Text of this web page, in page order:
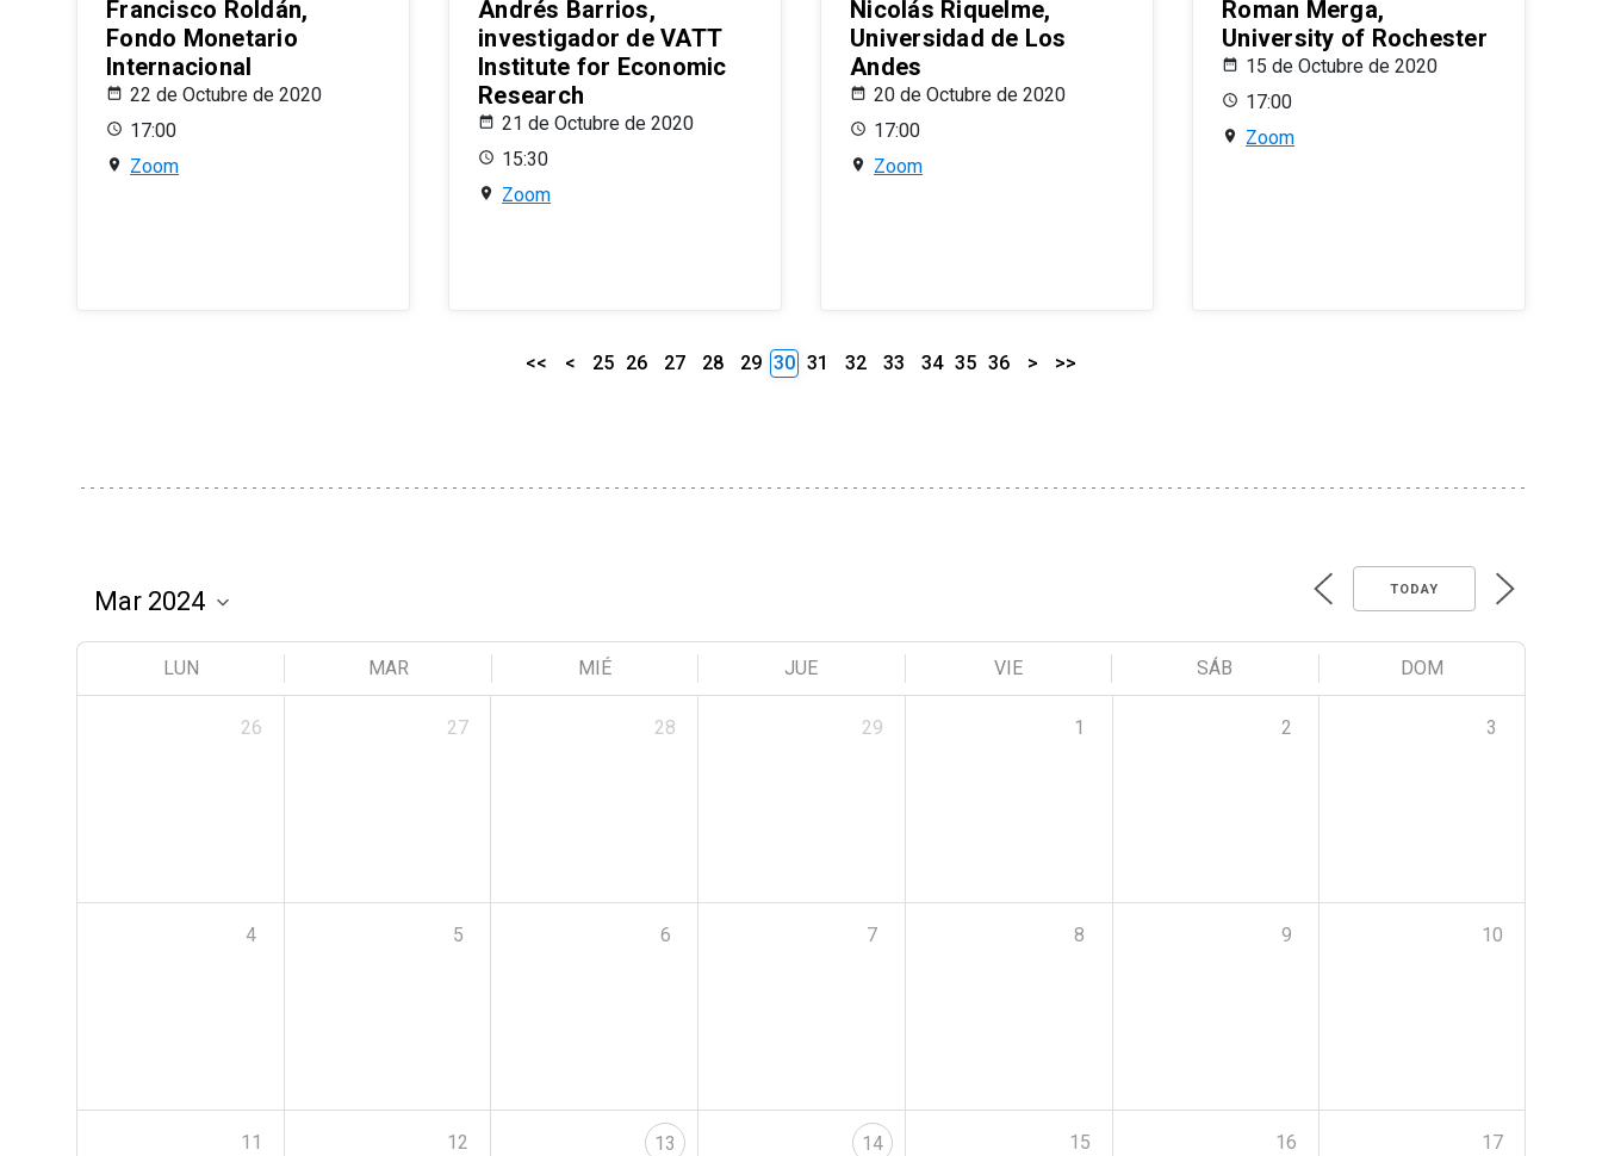
Francisco Roldán,
Fondo Monetario
Internacional
22 de Octubre de 2020
17:00
Zoom
Andrés Barrios,
investigador de VATT
Institute for Economic
Research
21 de Octubre de 2020
15:30
Zoom
Nicolás Riquelme,
Universidad de Los
Andes
20 de Octubre de 2020
17:00
Zoom
Roman Merga,
University of Rochester
15 de Octubre de 2020
17:00
Zoom
<< < 25 26 27 28 29 30 31 32 33 34 35 36 > >>
TODAY
LUN MAR MIÉ JUE VIE SÁB DOM
26 27 28 29 1 2 3
4 5 6 7 8 9 10
11 12 13 14 15 16 17